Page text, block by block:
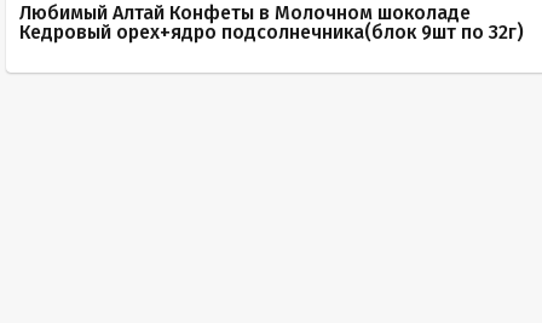
Любимый Алтай Конфеты в Молочном шоколаде
Кедровый орех+ядро подсолнечника(блок 9шт по 32г)